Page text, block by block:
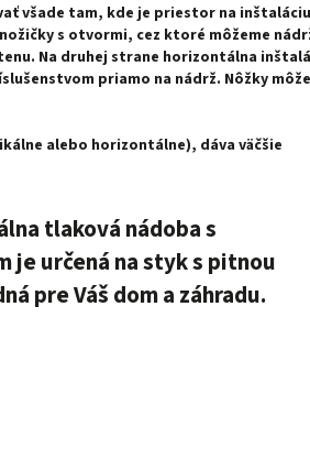
všade tam, kde je priestor na inštaláciu
s otvormi, cez ktoré môžeme
Na druhej strane horizontálna
priamo na nádrž. Nôžky
alebo horizontálne), dáva väčšie
tlaková nádoba s
je určená na styk s pitnou
pre Váš dom a záhradu.